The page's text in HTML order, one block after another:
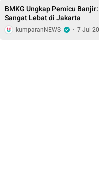
BMKG Ungkap Pemicu
Sangat Lebat di Jakarta
kumparanNEWS · 7 Jul